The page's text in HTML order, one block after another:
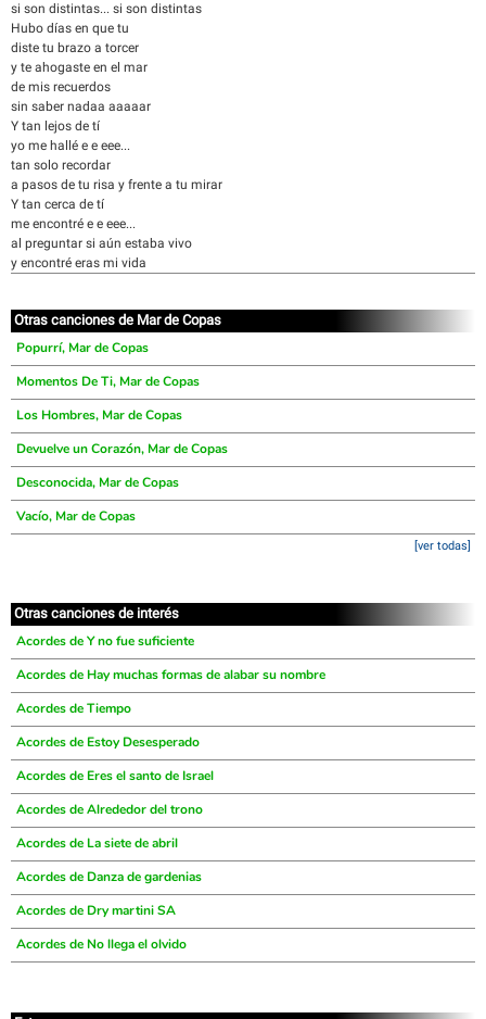
si son distintas... si son distintas
Hubo días en que tu
diste tu brazo a torcer
y te ahogaste en el mar
de mis recuerdos
sin saber nadaa aaaaar
Y tan lejos de tí
yo me hallé e e eee...
tan solo recordar
a pasos de tu risa y frente a tu mirar
Y tan cerca de tí
me encontré e e eee...
al preguntar si aún estaba vivo
y encontré eras mi vida
Otras canciones de Mar de Copas
Popurrí, Mar de Copas
Momentos De Ti, Mar de Copas
Los Hombres, Mar de Copas
Devuelve un Corazón, Mar de Copas
Desconocida, Mar de Copas
Vacío, Mar de Copas
[ver todas]
Otras canciones de interés
Acordes de Y no fue suficiente
Acordes de Hay muchas formas de alabar su nombre
Acordes de Tiempo
Acordes de Estoy Desesperado
Acordes de Eres el santo de Israel
Acordes de Alrededor del trono
Acordes de La siete de abril
Acordes de Danza de gardenias
Acordes de Dry martini SA
Acordes de No llega el olvido